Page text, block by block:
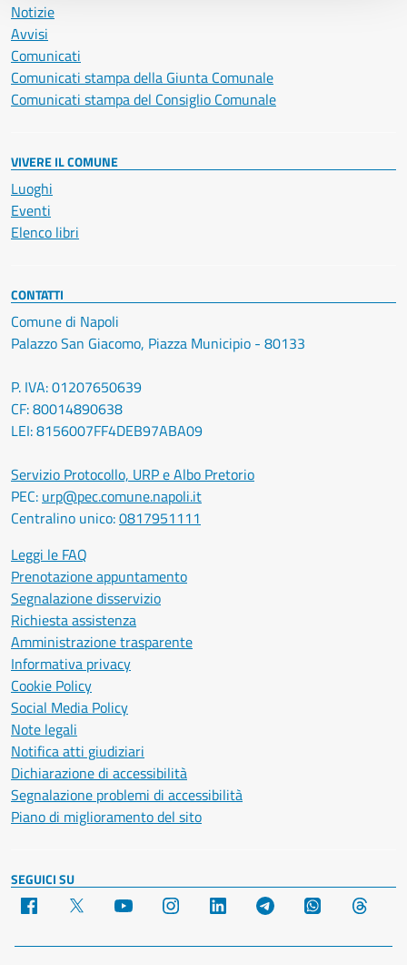
Notizie
Avvisi
Comunicati
Comunicati stampa della Giunta Comunale
Comunicati stampa del Consiglio Comunale
VIVERE IL COMUNE
Luoghi
Eventi
Elenco libri
CONTATTI
Comune di Napoli
Palazzo San Giacomo, Piazza Municipio - 80133
P. IVA: 01207650639
CF: 80014890638
LEI: 8156007FF4DEB97ABA09
Servizio Protocollo, URP e Albo Pretorio
PEC: urp@pec.comune.napoli.it
Centralino unico:0817951111
Leggi le FAQ
Prenotazione appuntamento
Segnalazione disservizio
Richiesta assistenza
Amministrazione trasparente
Informativa privacy
Cookie Policy
Social Media Policy
Note legali
Notifica atti giudiziari
Dichiarazione di accessibilità
Segnalazione problemi di accessibilità
Piano di miglioramento del sito
SEGUICI SU
Facebook YouTube Instagram LinkedIn Telegram WhatsApp